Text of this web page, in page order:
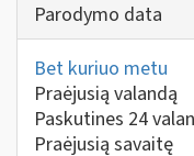
Parodymo data
Bet kuriuo metu
Praėjusią valandą
Paskutines 24
Praėjusią savaitę